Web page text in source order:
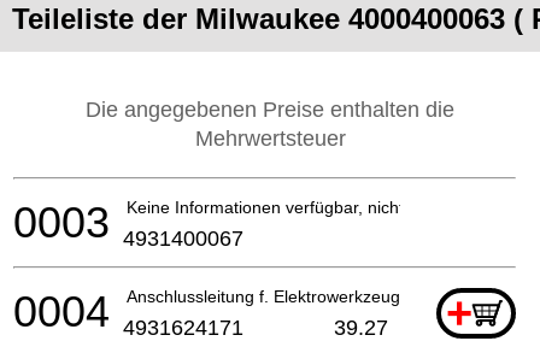
Teileliste der Milwaukee 4000400063 (
Die angegebenen Preise enthalten die
Mehrwertsteuer
Keine Informationen verfügbar, nicht bestellbar
0003 4931400067
Anschlussleitung f. Elektrowerkzeuge +
0004 4931624171 39.27